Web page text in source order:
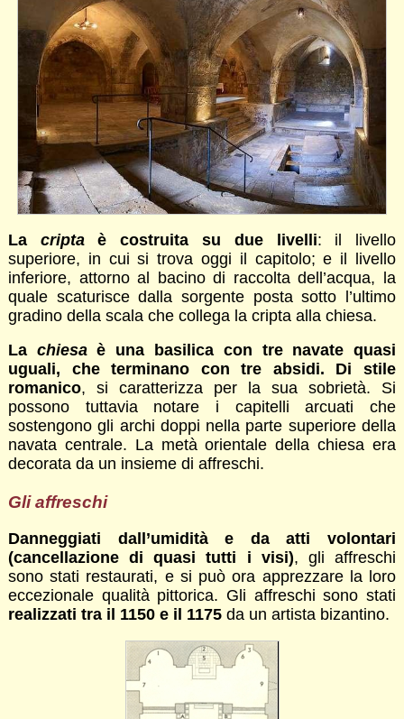
La criptaè costruita su due livelli: il livello
superiore, in cui si trova oggi il capitolo; e il livello
inferiore, attorno al bacino di raccolta dell’acqua, la
quale scaturisce dalla sorgente posta sotto l’ultimo
gradino della scala che collega la cripta alla chiesa.
La chiesaè una basilica con tre navate quasi
uguali, che terminano con tre absidi. Di stile
romanico, si caratterizza per la sua sobrietà. Si
possono tuttavia notare i capitelli arcuati che
sostengono gli archi doppi nella parte superiore della
navata centrale. La metà orientale della chiesa era
decorata da un insieme di affreschi.
Gli affreschi
Danneggiati dall’umidità e da atti volontari
(cancellazione di quasi tutti i visi), gli affreschi
sono stati restaurati, e si può ora apprezzare la loro
eccezionale qualità pittorica. Gli affreschi sono stati
realizzati tra il 1150 e il 1175da un artista bizantino.